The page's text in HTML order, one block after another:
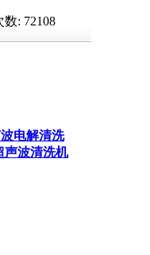
数: 72108
声波清洗机